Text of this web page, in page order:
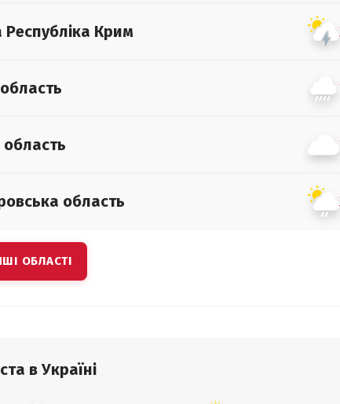
Крим
область
область
область
ОБЛАСТІ
в Україні